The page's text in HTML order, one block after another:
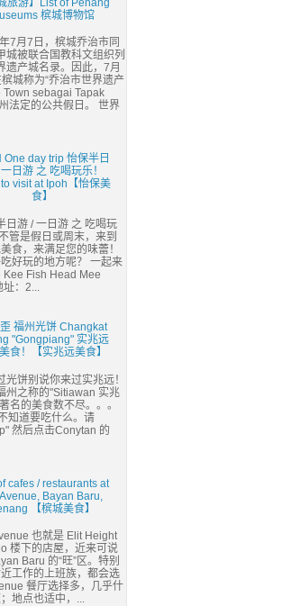
旅游】List of Penang
槟城博物馆
7月7日，槟城乔治市同
城被联合国教科文组织列
遗产城名录。因此，7月
城称为“乔治市世界遗产
Town sebagai Tapak
法定的公共假日。 世界
One day trip 怡保半日
日游 之 吃喝玩乐！
visit at Ipoh【怡保美
食】
日游 / 一日游 之 吃喝玩
管是假日或周末，来到
食，来满足您的味蕾！
好玩的地方呢？ 一起来
Kee Fish Head Mee
：2...
福州光饼 Changkat
"Gongpiang" 实兆远
食！【实兆远美食】
光饼别说你来过实兆远！
州之称的"Sitiawan 实兆
名的美食数不尽。。。
知道要吃什么。请
然后点击Conytan 的
cafes / restaurants at
Bayan Baru,
【槟城美食】
也就是 Elit Height
楼下的店屋，近来可说
Baru 的“旺”区。特别
工作的上班族，都会选
餐厅选择多，几乎什
地点也适中，...